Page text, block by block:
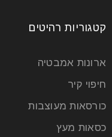
קטגוריות רהיטים
ארונות אמבטיה
חיפוי קיר
כורסאות מעוצבות
כסאות מעץ